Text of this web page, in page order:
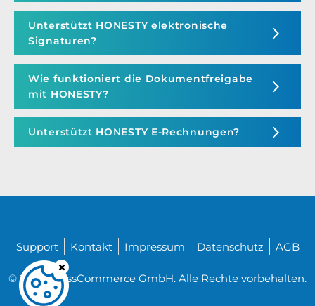
Unterstützt HONESTY elektronische
Signaturen?
Wie funktioniert die Dokumentfreigabe
mit HONESTY?
Unterstützt HONESTY E-Rechnungen?
© 2026 CrossCommerce GmbH. Alle Rechte vorbehalten.
Support Kontakt Impressum Datenschutz AGB